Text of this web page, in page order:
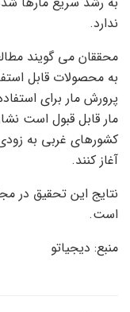
ندارد.
محققان می گویند
به محصولات قابل
پرورش مار برای
مار قابل قبول است
کشورهای غربی به
آغاز کنند.
است.
منبع: دیجیاتو